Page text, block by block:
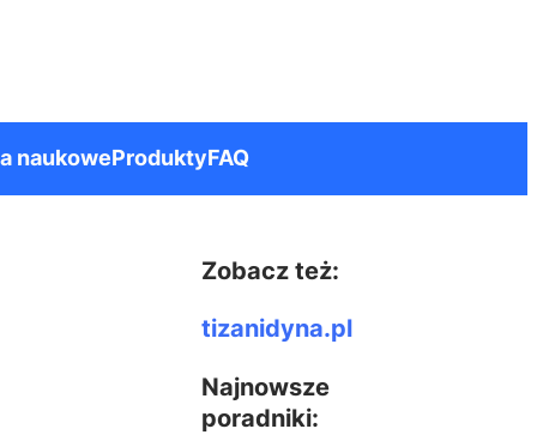
naukoweProduktyFAQ
Zobacz też:
tizanidyna.pl
Najnowsze
poradniki: